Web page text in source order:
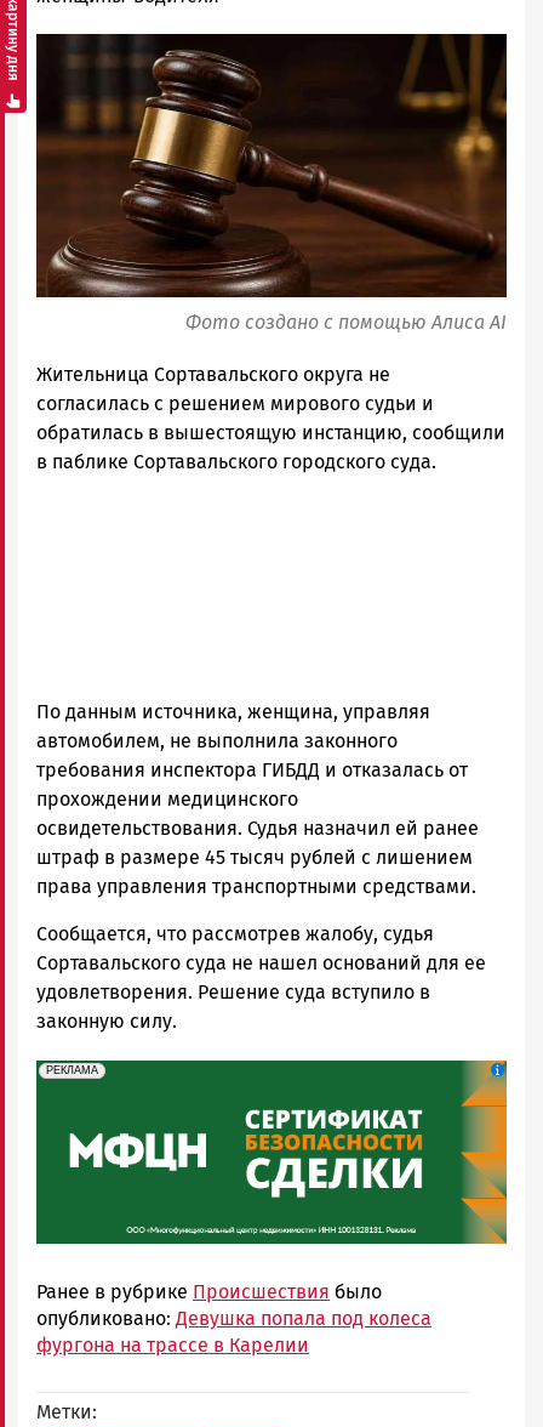
Петрозаводска
Карелии
|
Петрозаводск
Фото создано с помощью Алиса AI
Жительница Сортавальского округа не
согласилась с решением мирового судьи и
обратилась в вышестоящую инстанцию, сообщили
в паблике Сортавальского городского суда.
По данным источника, женщина, управляя
автомобилем, не выполнила законного
требования инспектора ГИБДД и отказалась от
прохождении медицинского
освидетельствования. Судья назначил ей ранее
штраф в размере 45 тысяч рублей с лишением
права управления транспортными средствами.
Сообщается, что рассмотрев жалобу, судья
Сортавальского суда не нашел оснований для ее
удовлетворения. Решение суда вступило в
законную силу.
erid: 2SDnjeH4Mf4
РЕКЛАМА
Реклама
Ранее в рубрике Происшествия было
опубликовано:Девушка попала под колеса
фургона на трассе в Карелии
Метки